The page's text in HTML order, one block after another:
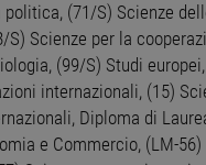
(71/S) Scienze
Scienze per la
(99/S) Studi
internazionali, (15)
Diploma di
e Commercio, (LM-56)